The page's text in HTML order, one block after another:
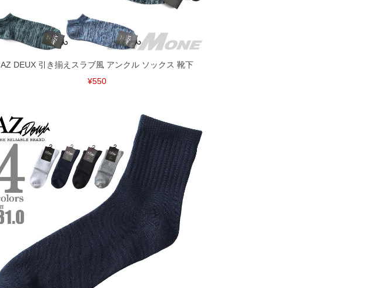
AZ DEUX 引き揃えスラブ風 アンクル ソックス 靴下
¥550